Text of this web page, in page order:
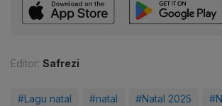
Editor: Safrezi
#Lagu natal #natal #Natal 2025